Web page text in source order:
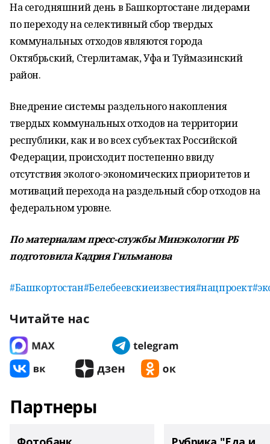
На сегодняшний день в Башкортостане лидерами
по переходу на селективный сбор твердых
коммунальных отходов являются города
Октябрьский, Стерлитамак, Уфа и Туймазинский
район.
Внедрение системы раздельного накопления
твердых коммунальных отходов на территории
республики, как и во всех субъектах Российской
Федерации, происходит постепенно ввиду
отсутствия эколого-экономических приоритетов и
мотиваций перехода на раздельный сбор отходов на
федеральном уровне.
По материалам пресс-службы Минэкологии РБ
подготовила Кадрия Гильманова
#Башкортостан#Белебеевскиеизвестия#нацпроект
Читайте нас
Партнеры